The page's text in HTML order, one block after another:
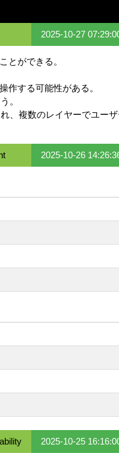
2025-10-27
とができる。
作する可能性がある。
。
、複数のレイヤーでユーザ
2025-10-26
2025-10-25